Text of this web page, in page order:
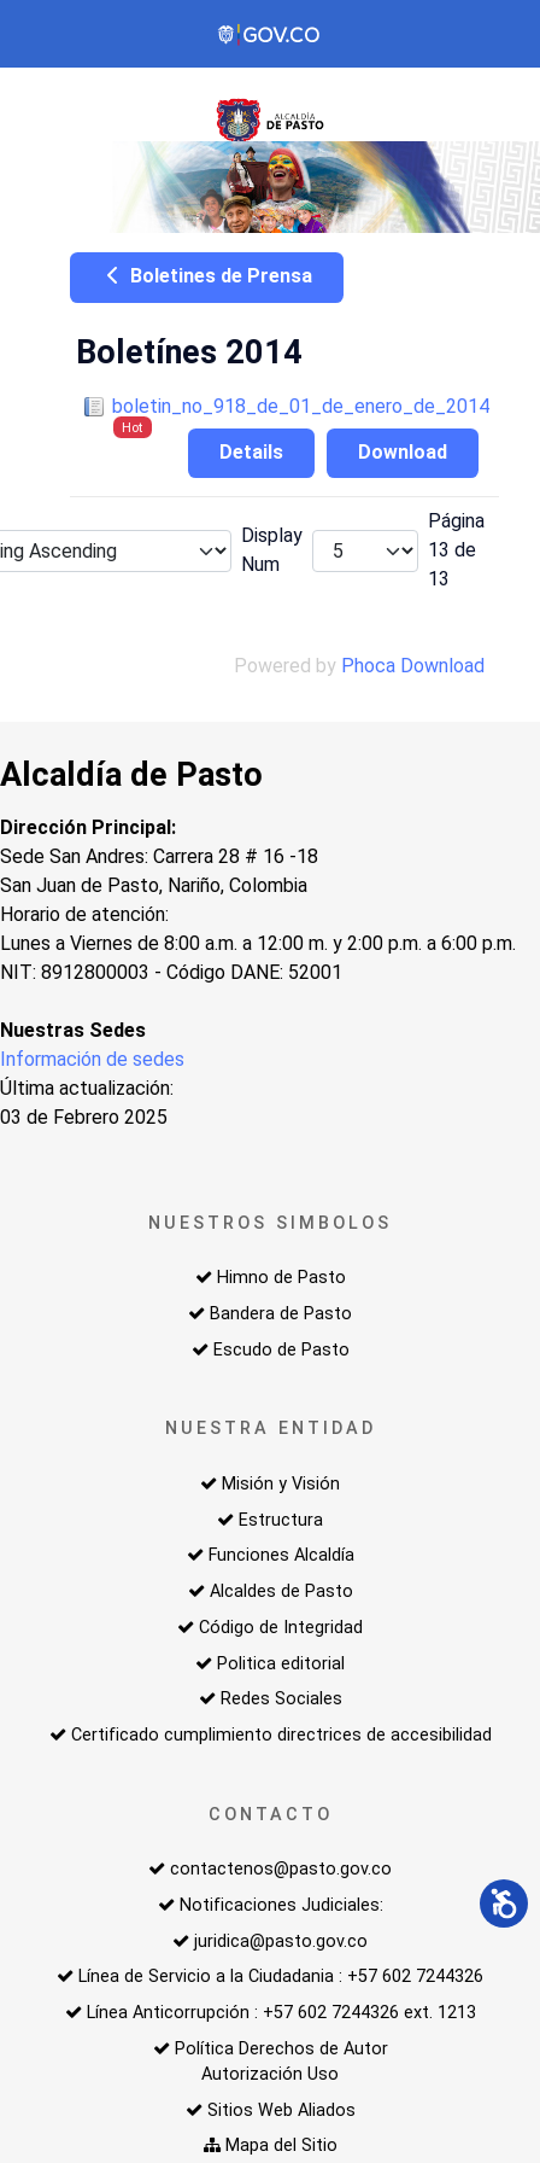
Boletines de Prensa
Boletínes 2014
boletin_no_918_de_01_de_enero_de_2014
Hot
Download
Details
Display
Num
Página
13 de
13
Powered by Phoca Download
Alcaldía de Pasto
Dirección Principal:
Sede San Andres: Carrera 28 # 16 -18
San Juan de Pasto, Nariño, Colombia
Horario de atención:
Lunes a Viernes de 8:00 a.m. a 12:00 m. y 2:00 p.m. a 6:00 p.m.
NIT: 8912800003 - Código DANE: 52001
Nuestras Sedes
Información de sedes
Última actualización:
03 de Febrero 2025
NUESTROS SIMBOLOS
Himno de Pasto
Bandera de Pasto
Escudo de Pasto
NUESTRA ENTIDAD
Misión y Visión
Estructura
Funciones Alcaldía
Alcaldes de Pasto
Código de Integridad
Politica editorial
Redes Sociales
Certificado cumplimiento directrices de accesibilidad
CONTACTO
contactenos@pasto.gov.co
Notificaciones Judiciales:
juridica@pasto.gov.co
Línea de Servicio a la Ciudadania : +57 602 7244326
Línea Anticorrupción : +57 602 7244326 ext. 1213
Política Derechos de Autor
Autorización Uso
Sitios Web Aliados
Mapa del Sitio